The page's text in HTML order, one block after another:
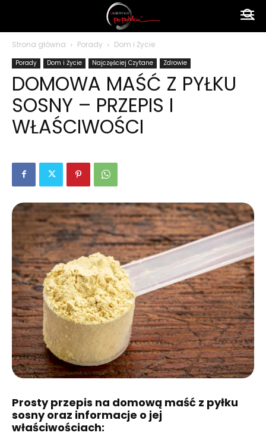
polsku
Strona główna Porady Dom i Życie
Porady Dom i Życie Najczęściej Czytane Zdrowie
DOMOWA MAŚĆ Z PYŁKU
SOSNY – PRZEPIS I
WŁAŚCIWOŚCI
Prosty przepis na domową maść z pyłku
sosny oraz informacje o jej
właściwościach: